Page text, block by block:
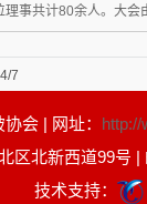
事共计80余人。大
7
会 | 网址： http://
区北新西道99号 |
技术支持：